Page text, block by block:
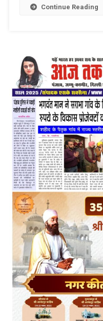
के
की
वृद्धि
के
साथ
4
लाख
एकड़
को
पार
किया:
गुरमीत
सिंह
खुड्डियां
Continue Reading